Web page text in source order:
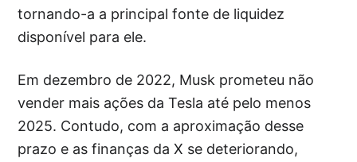
tornando-a a principal fonte de liquidez
disponível para ele.
Em dezembro de 2022, Musk prometeu não
vender mais ações da Tesla até pelo menos
2025. Contudo, com a aproximação desse
prazo e as finanças da X se deteriorando,